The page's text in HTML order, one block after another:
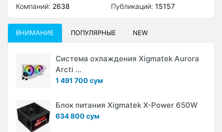
Компаний: 2638
Публикаций: 15157
ВНИМАНИЕ ПОПУЛЯРНЫЕ NEW
Система охлаждения Xigmatek Aurora
Arcti ...
1 491 700 сум
Блок питания Xigmatek X-Power 650W
634 800 сум